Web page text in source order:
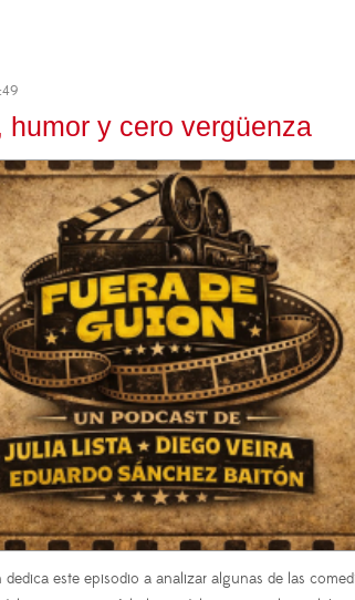
humor y cero vergüenza
este episodio a analizar algunas de las